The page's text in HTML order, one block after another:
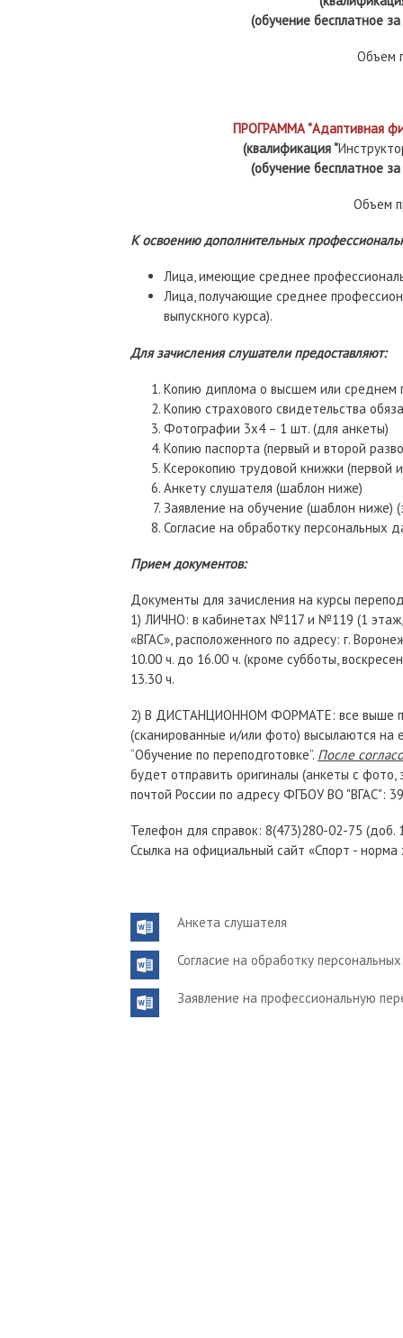
(обучение бесплатное
Объем
ПРОГРАММА "Адаптивная
(квалификация "
(обучение бесплатное
Объем
К освоению дополнительных
Лица, имеющие среднее
Лица, получающие среднее
выпускного курса).
Для зачисления слушатели предоставляют:
Копию диплома о высшем или среднем
Копию страхового свидетельства
Фотографии 3х4 – 1 шт. (для анкеты)
Копию паспорта (первый и второй
Ксерокопию трудовой книжки (первой
Анкету слушателя (шаблон ниже)
Заявление на обучение (шаблон ниже)
Согласие на обработку персональных
Прием документов:
Документы для зачисления на курсы
1) ЛИЧНО: в кабинетах №117 и №119 (1 этаж,
«ВГАС», расположенного по адресу: г.
10.00 ч. до 16.00 ч. (кроме субботы,
13.30 ч.
2) В ДИСТАНЦИОННОМ ФОРМАТЕ: все выше
(сканированные и/или фото) высылаются на
“Обучение по переподготовке”. После
будет отправить оригиналы (анкеты с фото,
почтой России по адресу ФГБОУ ВО "ВГАС":
Телефон для справок: 8(473)280-02-75
Ссылка на официальный сайт «Спорт - норма
Анкета слушателя
Согласие на обработку
Заявление на профессиональную